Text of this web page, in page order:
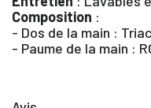
Composition :
- Dos de la main :
- Paume de la main :